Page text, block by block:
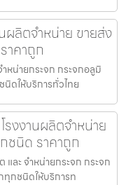
ผลิตจำหน่าย ขายส่ง
าคาถูก
หน่ายกระจก กระจกอลูมิ
นิดให้บริการทั่วไทย
รงงานผลิตจำหน่าย
ชนิด ราคาถูก
ละ จำหน่ายกระจก กระจก
ทุกชนิดให้บริการท